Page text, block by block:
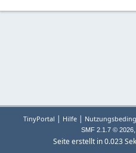
TinyPortal | Hilfe |
SMF 2.1.7 © 2026,
Seite erstellt in 0.023